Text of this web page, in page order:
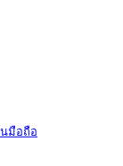
มือถือ